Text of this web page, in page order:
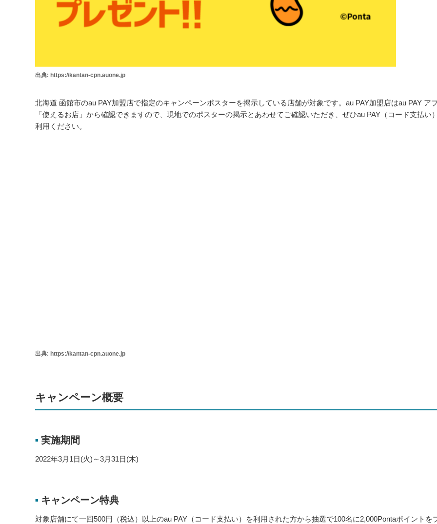
出典: https://kantan-cpn.auone.jp
北海道 函館市のau PAY加盟店で指定のキャンペーンポスターを掲示している店舗が対象です。au PAY加盟店はau PAY ア
「使えるお店」から確認できますので、現地でのポスターの掲示とあわせてご確認いただき、ぜひau PAY（コード支払い
利用ください。
出典: https://kantan-cpn.auone.jp
キャンペーン概要
■ 実施期間
2022年3月1日(火)～3月31日(木)
■ キャンペーン特典
対象店舗にて一回500円（税込）以上のau PAY（コード支払い）を利用された方から抽選で100名に2,000Pontaポイントを